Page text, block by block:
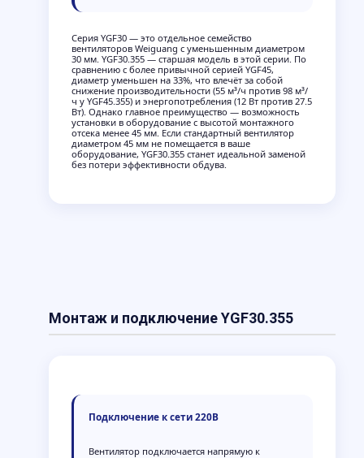
Серия YGF30 — это отдельное семейство
вентиляторов Weiguang с уменьшенным диаметром
30 мм. YGF30.355 — старшая модель в этой серии. По
сравнению с более привычной серией YGF45,
диаметр уменьшен на 33%, что влечёт за собой
снижение производительности (55 м³/ч против 98 м³/
ч у YGF45.355) и энергопотребления (12 Вт против 27.5
Вт). Однако главное преимущество — возможность
установки в оборудование с высотой монтажного
отсека менее 45 мм. Если стандартный вентилятор
диаметром 45 мм не помещается в ваше
оборудование, YGF30.355 станет идеальной заменой
без потери эффективности обдува.
Монтаж и подключение YGF30.355
Подключение к сети 220В
Вентилятор подключается напрямую к